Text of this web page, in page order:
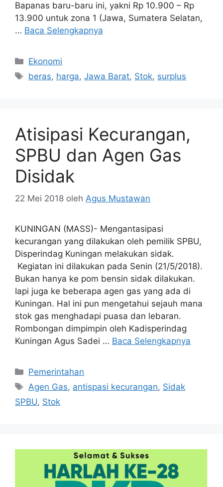
Bapanas baru-baru ini, yakni Rp 10.900 – Rp
13.900 untuk zona 1 (Jawa, Sumatera Selatan,
… Baca Selengkapnya
Kategori
Ekonomi
Tag
beras, harga,Jawa Barat, Stok, surplus
Atisipasi Kecurangan,
SPBU dan Agen Gas
Disidak
22 Mei 2018 oleh Agus Mustawan
KUNINGAN (MASS)- Mengantasipasi
kecurangan yang dilakukan oleh pemilik SPBU,
Disperindag Kuningan melakukan sidak.
Kegiatan ini dilakukan pada Senin (21/5/2018).
Bukan hanya ke pom bensin sidak dilakukan.
Iapi juga ke beberapa agen gas yang ada di
Kuningan. Hal ini pun mengetahui sejauh mana
stok gas menghadapi puasa dan lebaran.
Rombongan dimpimpin oleh Kadisperindag
Kuningan Agus Sadei … Baca Selengkapnya
Kategori
Pemerintahan
Tag
Agen Gas, antispasi kecurangan, Sidak
SPBU, Stok